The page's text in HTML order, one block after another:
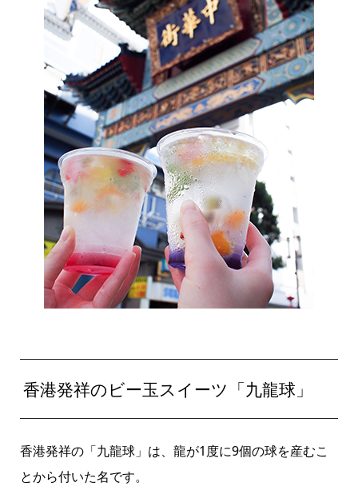
香港発祥のビー玉スイーツ「九龍球」
香港発祥の「九龍球」は、龍が1度に9個の球を産むこ
とから付いた名です。